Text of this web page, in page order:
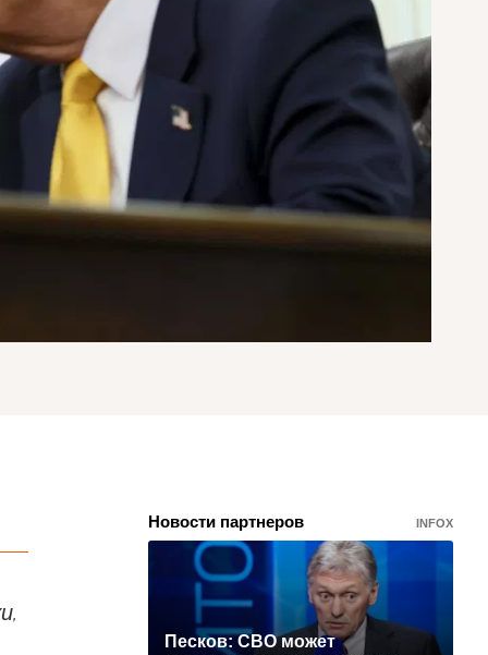
Новости партнеров INFOX
Песков: СВО может